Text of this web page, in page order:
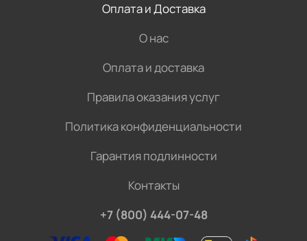
Оплата и Доставка
О нас
Оплата и доставка
Правила оказания услуг
Политика конфиденциальности
Гарантия подлинности
Контакты
+7 (800) 444-07-48